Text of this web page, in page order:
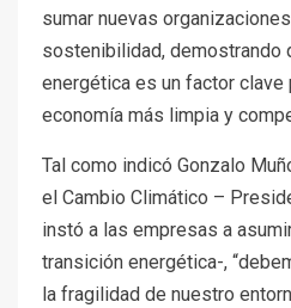
sumar nuevas
sostenibilidad, demostrando
energética es un factor clave
economía más limpia y
Tal como indicó Gonzalo
el Cambio Climático –
instó a las empresas a
transición energética-,
la fragilidad de nuestro